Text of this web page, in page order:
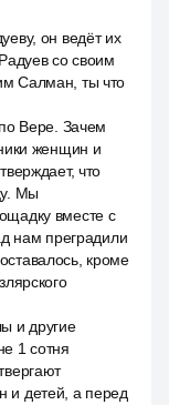
он ведёт их
со своим
Салман, ты что
Вере. Зачем
женщин и
что
Мы
вместе с
нам преградили
кроме
и другие
1 сотня
и детей, а перед